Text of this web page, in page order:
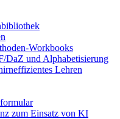
Workbooks
DaZ und Alphabetisierung
Lehren
zum Einsatz von KI